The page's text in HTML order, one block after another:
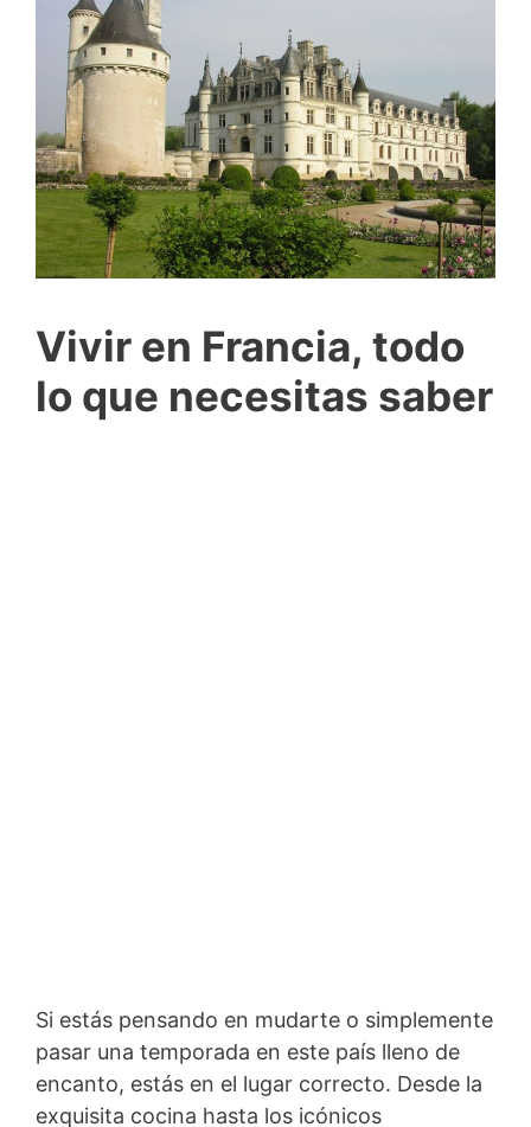
Vivir en Francia, todo
lo que necesitas saber
Si estás pensando en mudarte o simplemente
pasar una temporada en este país lleno de
encanto, estás en el lugar correcto. Desde la
exquisita cocina hasta los icónicos